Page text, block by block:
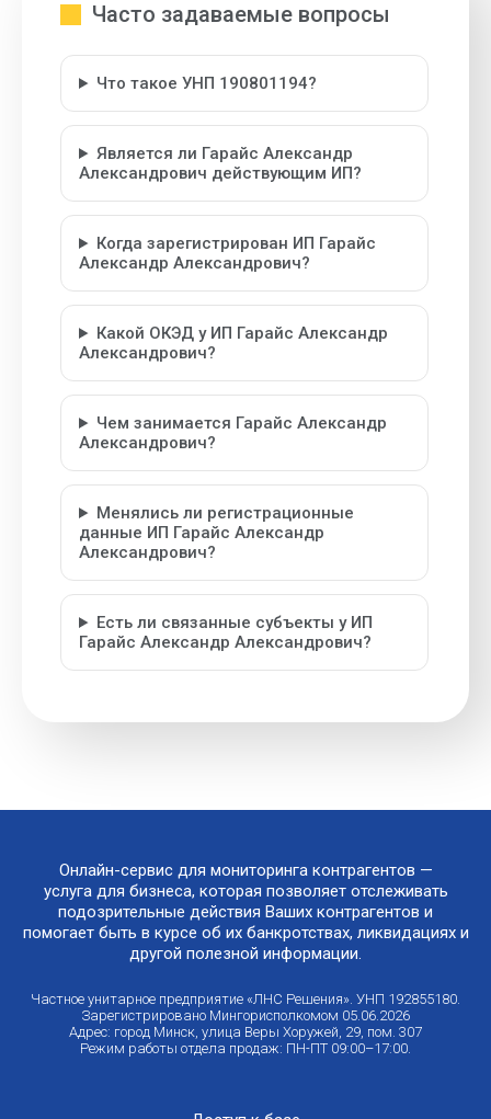
Часто задаваемые вопросы
Что такое УНП 190801194?
Является ли Гарайс Александр
Александрович действующим ИП?
Когда зарегистрирован ИП Гарайс
Александр Александрович?
Какой ОКЭД у ИП Гарайс Александр
Александрович?
Чем занимается Гарайс Александр
Александрович?
Менялись ли регистрационные
данные ИП Гарайс Александр
Александрович?
Есть ли связанные субъекты у ИП
Гарайс Александр Александрович?
Онлайн-сервис для мониторинга контрагентов —
услуга для бизнеса, которая позволяет отслеживать
подозрительные действия Ваших контрагентов и
помогает быть в курсе об их банкротствах, ликвидациях и
другой полезной информации.
Частное унитарное предприятие «ЛНС Решения». УНП 192855180.
Зарегистрировано Мингорисполкомом 05.06.2026
Адрес: город Минск, улица Веры Хоружей, 29, пом. 307
Режим работы отдела продаж: ПН-ПТ 09:00–17:00.